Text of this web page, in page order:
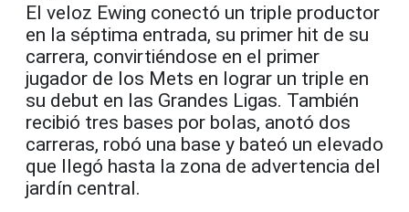
El veloz Ewing conectó un triple productor
en la séptima entrada, su primer hit de su
carrera, convirtiéndose en el primer
jugador de los Mets en lograr un triple en
su debut en las Grandes Ligas. También
recibió tres bases por bolas, anotó dos
carreras, robó una base y bateó un elevado
que llegó hasta la zona de advertencia del
jardín central.